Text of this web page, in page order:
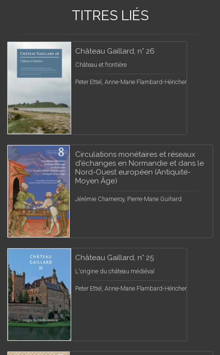
TITRES LIÉS
Château Gaillard, n° 26
Château et frontière
Peter Ettel, Anne-Marie Flambard-Héricher
Circulations monétaires et réseaux
d'échanges en Normandie et dans le
Nord-Ouest européen (Antiquité-
Moyen Âge)
Jérémie Chameroy, Pierre-Marie Guihard
Château Gaillard, n° 25
L'origine du château médiéval
Peter Ettel, Anne-Marie Flambard-Héricher